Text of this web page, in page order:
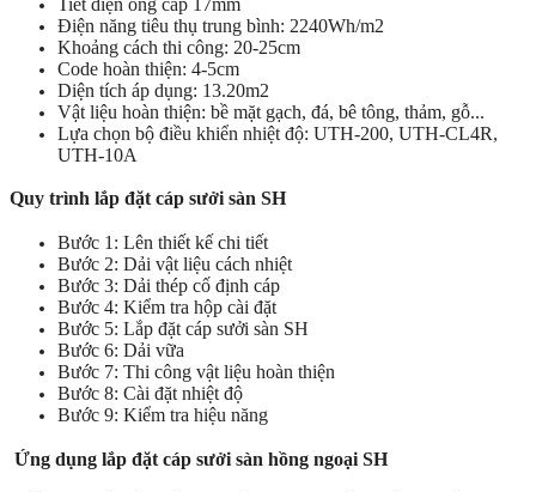
Điện năng tiêu thụ trung bình: 2240Wh/m2
Khoảng cách thi công: 20-25cm
Code hoàn thiện: 4-5cm
Diện tích áp dụng: 13.20m2
Vật liệu hoàn thiện: bề mặt gạch, đá, bê tông, thảm, gỗ...
Lựa chọn bộ điều khiển nhiệt độ: UTH-200, UTH-CL4R,
UTH-10A
Quy trình lắp đặt cáp sưởi sàn SH
Bước 1: Lên thiết kế chi tiết
Bước 2: Dải vật liệu cách nhiệt
Bước 3: Dải thép cố định cáp
Bước 4: Kiểm tra hộp cài đặt
Bước 5: Lắp đặt cáp sưởi sàn SH
Bước 6: Dải vữa
Bước 7: Thi công vật liệu hoàn thiện
Bước 8: Cài đặt nhiệt độ
Bước 9: Kiểm tra hiệu năng
Ứng dụng lắp đặt cáp sưởi sàn hồng ngoại SH